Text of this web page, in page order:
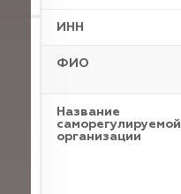
ИНН
ФИО
Название
саморегулируемой
организации